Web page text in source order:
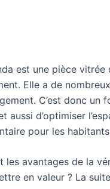
est une pièce
Elle a de
C’est donc un
aussi d’optimiser
pour les
les avantages de la
en valeur ? La